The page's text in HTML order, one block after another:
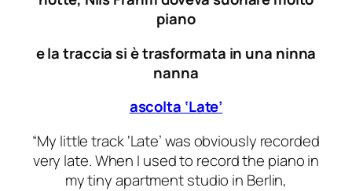
piano
e la traccia si è trasformata in una ninna
nanna
ascolta ‘Late’
“My little track ‘Late’ was obviously recorded
very late. When I used to record the piano in
my tiny apartment studio in Berlin,